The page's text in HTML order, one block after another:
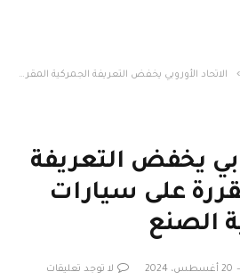
الاتحاد الأوروبي يخفض التعريفة الجمركية المقررة على سيارات تيسلا الصينية الصنع
يخفض التعريفة
على سيارات
الصنع
20 أغسطس، 2024 لا توجد تعليقات